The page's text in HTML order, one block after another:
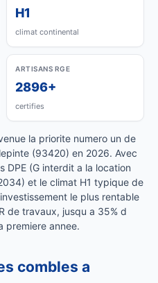
H1
climat continental
ARTISANS RGE
2896+
certifies
la priorite numero un de
(93420) en 2026. Avec
DPE (G interdit a la location
et le climat H1 typique de
le plus rentable
de travaux, jusqu a 35% d
premiere annee.
combles a